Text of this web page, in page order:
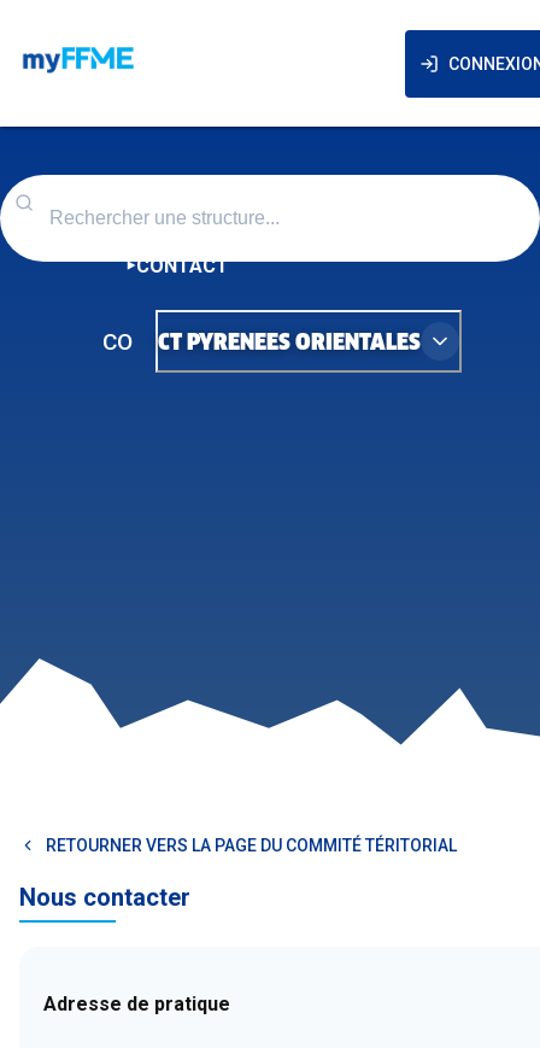
CONTACT
CO CT PYRENEES ORIENTALES
RETOURNER VERS LA PAGE DU COMMITÉ TÉRITORIAL
Nous contacter
Adresse de pratique